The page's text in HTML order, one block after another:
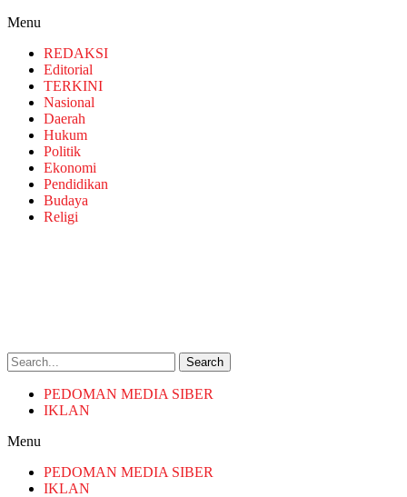
Menu
REDAKSI
Editorial
TERKINI
Nasional
Daerah
Hukum
Politik
Ekonomi
Pendidikan
Budaya
Religi
Search
PEDOMAN MEDIA SIBER
IKLAN
Menu
PEDOMAN MEDIA SIBER
IKLAN